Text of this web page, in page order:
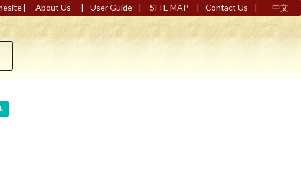
| About Us | User Guide | SITE MAP | Contact Us | 中文